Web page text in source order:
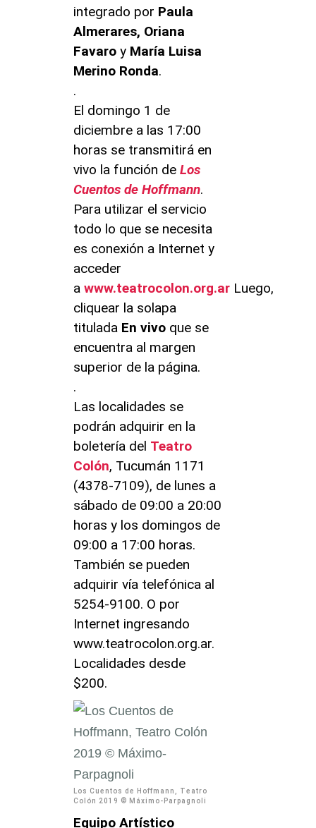
integrado por Paula
Almerares, Oriana
Favaro y María Luisa
Merino Ronda.
.
El domingo 1 de
diciembre a las 17:00
horas se transmitirá en
vivo la función de Los
Cuentos de Hoffmann.
Para utilizar el servicio
todo lo que se necesita
es conexión a Internet y
acceder
a www.teatrocolon.org.ar Luego,
cliquear la solapa
titulada En vivo que se
encuentra al margen
superior de la página.
.
Las localidades se
podrán adquirir en la
boletería del Teatro
Colón, Tucumán 1171
(4378-7109), de lunes a
sábado de 09:00 a 20:00
horas y los domingos de
09:00 a 17:00 horas.
También se pueden
adquirir vía telefónica al
5254-9100. O por
Internet ingresando
www.teatrocolon.org.ar.
Localidades desde
$200.
Los Cuentos de Hoffmann, Teatro
Colón 2019 © Máximo-Parpagnoli
Equipo Artístico